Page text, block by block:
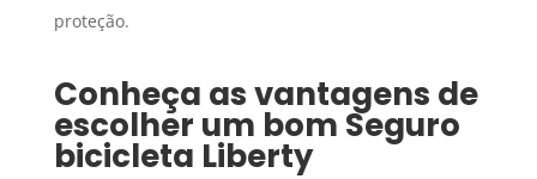
proteção.
Conheça as vantagens de
escolher um bom Seguro
bicicleta Liberty